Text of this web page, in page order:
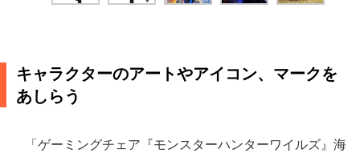
キャラクターのアートやアイコン、マークを
あしらう
「ゲーミングチェア『モンスターハンターワイルズ』海